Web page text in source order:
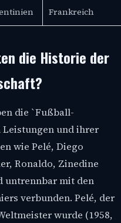
Frankreich
die Historie der
die `Fußball-
und ihrer
wie Pelé, Diego
Ronaldo, Zinedine
untrennbar mit den
verbunden. Pelé, der
wurde (1958,